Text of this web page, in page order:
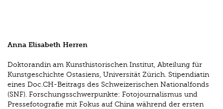
Anna Elisabeth Herren
Doktorandin am Kunsthistorischen Institut, Abteilung für
Kunstgeschichte Ostasiens, Universität Zürich. Stipendiatin
eines Doc.CH-Beitrags des Schweizerischen Nationalfonds
(SNF). Forschungsschwerpunkte: Fotojournalismus und
Pressefotografie mit Fokus auf China während der ersten